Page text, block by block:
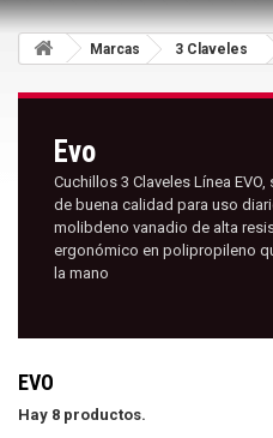
Marcas 3 Claveles
Evo
Cuchillos 3 Claveles Línea
de buena calidad para uso
molibdeno vanadio de alta
ergonómico en polipropileno
la mano
EVO
Hay 8 productos.